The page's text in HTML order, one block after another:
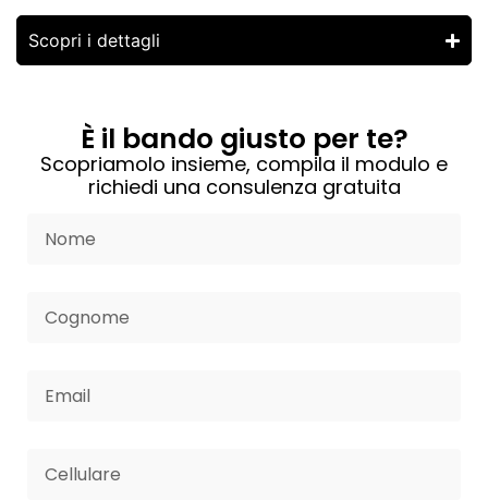
Scopri i dettagli
È il bando giusto per te?
Scopriamolo insieme, compila il modulo e
richiedi una consulenza gratuita